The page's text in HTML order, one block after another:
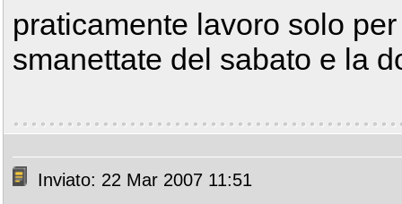
praticamente lavoro solo
smanettate del sabato e la
Inviato: 22 Mar 2007 11:51